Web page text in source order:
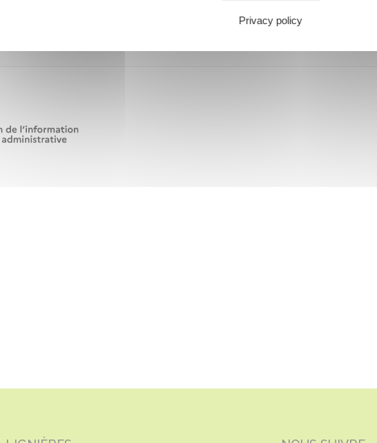
à l'employeur en lettre recommandée avec accusé de réception
Privacy policy